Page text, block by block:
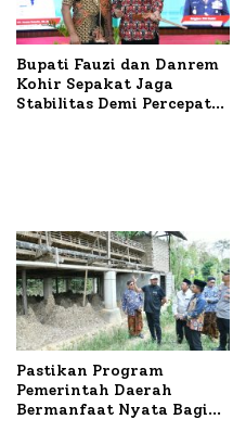
Bupati Fauzi dan Danrem
Kohir Sepakat Jaga
Stabilitas Demi Percepat
Pastikan Program
Pemerintah Daerah
Bermanfaat Nyata Bagi